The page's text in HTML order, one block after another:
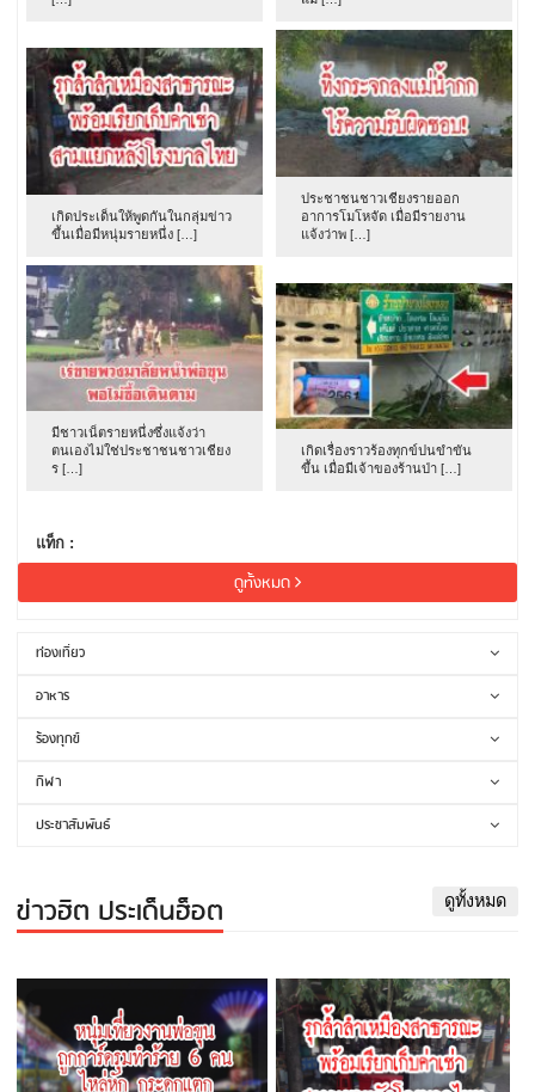
เกิดประเด็นให้พูดกันในกลุ่มข่าว
ขึ้นเมื่อมีหนุ่มรายหนึ่ง […]
ประชาชนชาวเชียงรายออก
อาการโมโหจัด เมื่อมีรายงาน
แจ้งว่าพ […]
มีชาวเน็ตรายหนึ่งซึ่งแจ้งว่า
ตนเองไม่ใช่ประชาชนชาวเชียง
ร […]
เกิดเรื่องราวร้องทุกข์ปนขำขัน
ขึ้น เมื่อมีเจ้าของร้านป่า […]
แท็ก :
ดูทั้งหมด
ท่องเที่ยว
อาหาร
ร้องทุกข์
กีฬา
ประชาสัมพันธ์
ข่าวฮิต ประเด็นฮ็อต ดูทั้งหมด